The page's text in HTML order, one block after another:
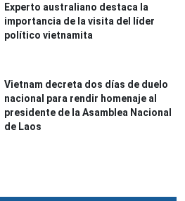
Experto australiano destaca la
importancia de la visita del líder
político vietnamita
Vietnam decreta dos días de duelo
nacional para rendir homenaje al
presidente de la Asamblea Nacional
de Laos